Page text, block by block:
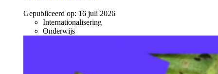
Gepubliceerd op: 16 juli 2026
Internationalisering
Onderwijs